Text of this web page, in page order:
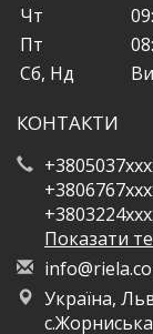
Чт
Пт
Сб, Нд
КОНТАКТИ
Показати
info@riela.co
Україна,